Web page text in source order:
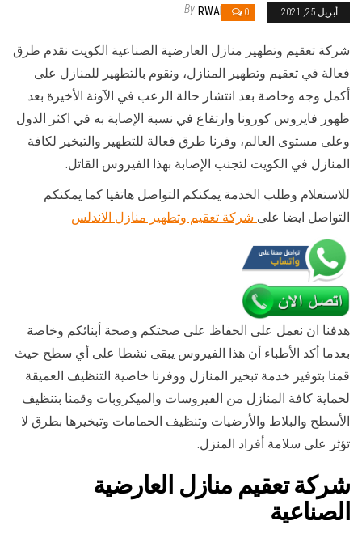
أبريل 25, 2021 0
By RWAN
شركة تعقيم وتطهير منازل العارضية الصناعية الكويت نقدم طرق
فعالة في تعقيم وتطهير المنازل، ونقوم بالتطهير للمنازل على
أكمل وجه وخاصة بعد انتشار حالة الرعب في الآونة الأخيرة بعد
ظهور فايروس كورونا وارتفاع في نسبة الإصابة به في اكثر الدول
وعلى مستوى العالم، وفرنا طرق فعالة للتطهير والتبخير لكافة
المنازل في الكويت لتجنب الإصابة بهذا الفيروس القاتل.
للاستعلام وطلب الخدمة يمكنكم التواصل هاتفيا كما يمكنكم
التواصل ايضا على شركة تعقيم وتطهير منازل الاندلس
هدفنا ان نعمل على الحفاظ على صحتكم وصحة أبنائكم وخاصة
بعدما أكد الأطباء أن هذا الفيروس يبقى نشطا على أي سطح حيث
قمنا بتوفير خدمة تبخير المنازل ووفرنا خاصية التنظيف العميقة
لحماية كافة المنازل من الفيروسات والميكروبات وقمنا بتنظيف
الأسطح والبلاط والأرضيات وتنظيف الحمامات وتبخيرها بطرق لا
تؤثر على سلامة أفراد المنزل.
شركة تعقيم منازل العارضية
الصناعية